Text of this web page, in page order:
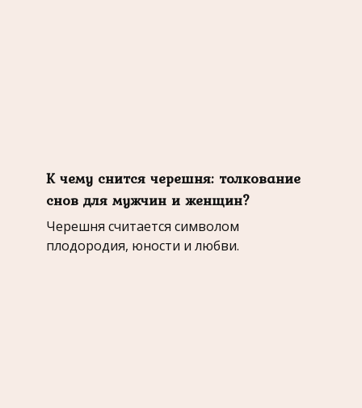
К чему снится черешня: толкование
снов для мужчин и женщин?
Черешня считается символом
плодородия, юности и любви.